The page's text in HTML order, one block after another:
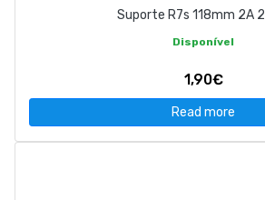
Suporte R7s 118mm 2A
Disponível
1,90€
Read more